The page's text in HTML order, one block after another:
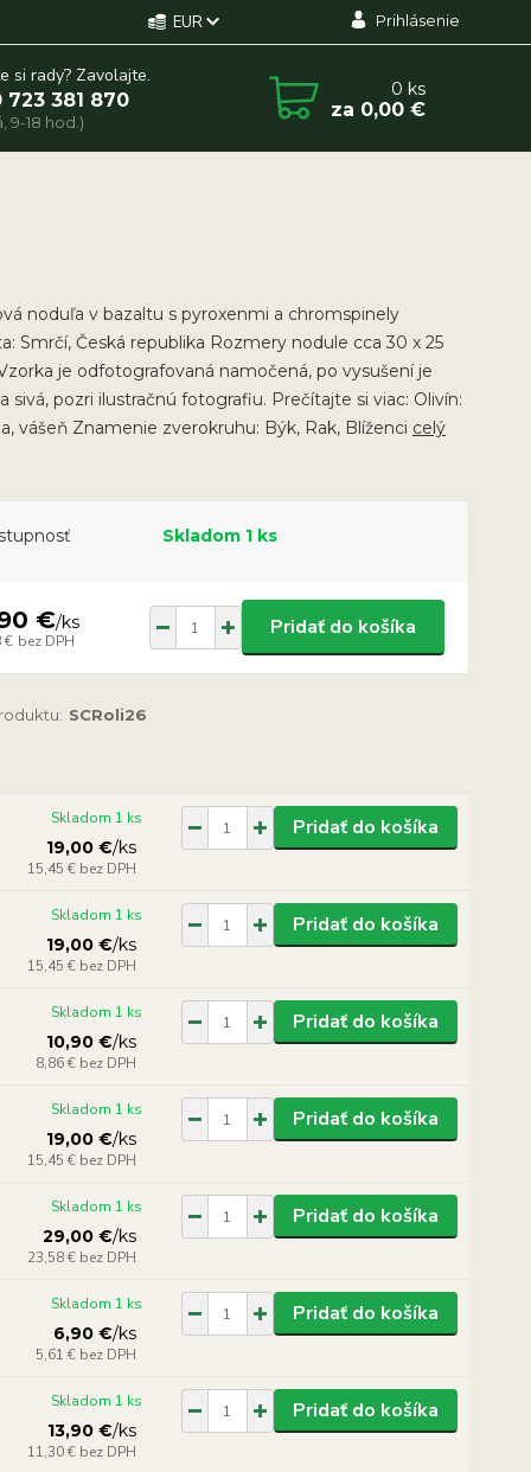
EUR Prihlásenie
si rady? Zavolajte.
723 381 870
9-18 hod.)
0 ks
za 0,00 €
noduľa v bazaltu s pyroxenmi a chromspinely
Smrčí, Česká republika Rozmery nodule cca 30 x 25
je odfotografovaná namočená, po vysušení je
sivá, pozri ilustračnú fotografiu. Prečítajte si viac: Olivín:
vášeň Znamenie zverokruhu: Býk, Rak, Blíženci celý
Skladom 1 ks
€/ks
€ bez DPH
Pridať do košíka
SCRoli26
19,00 €/ks
15,45 € bez DPH
Skladom 1 ks Pridať do košíka
19,00 €/ks
15,45 € bez DPH
Skladom 1 ks Pridať do košíka
10,90 €/ks
8,86 € bez DPH
Skladom 1 ks Pridať do košíka
19,00 €/ks
15,45 € bez DPH
Skladom 1 ks Pridať do košíka
29,00 €/ks
23,58 € bez DPH
Skladom 1 ks Pridať do košíka
6,90 €/ks
5,61 € bez DPH
Skladom 1 ks Pridať do košíka
13,90 €/ks
11,30 € bez DPH
Skladom 1 ks Pridať do košíka